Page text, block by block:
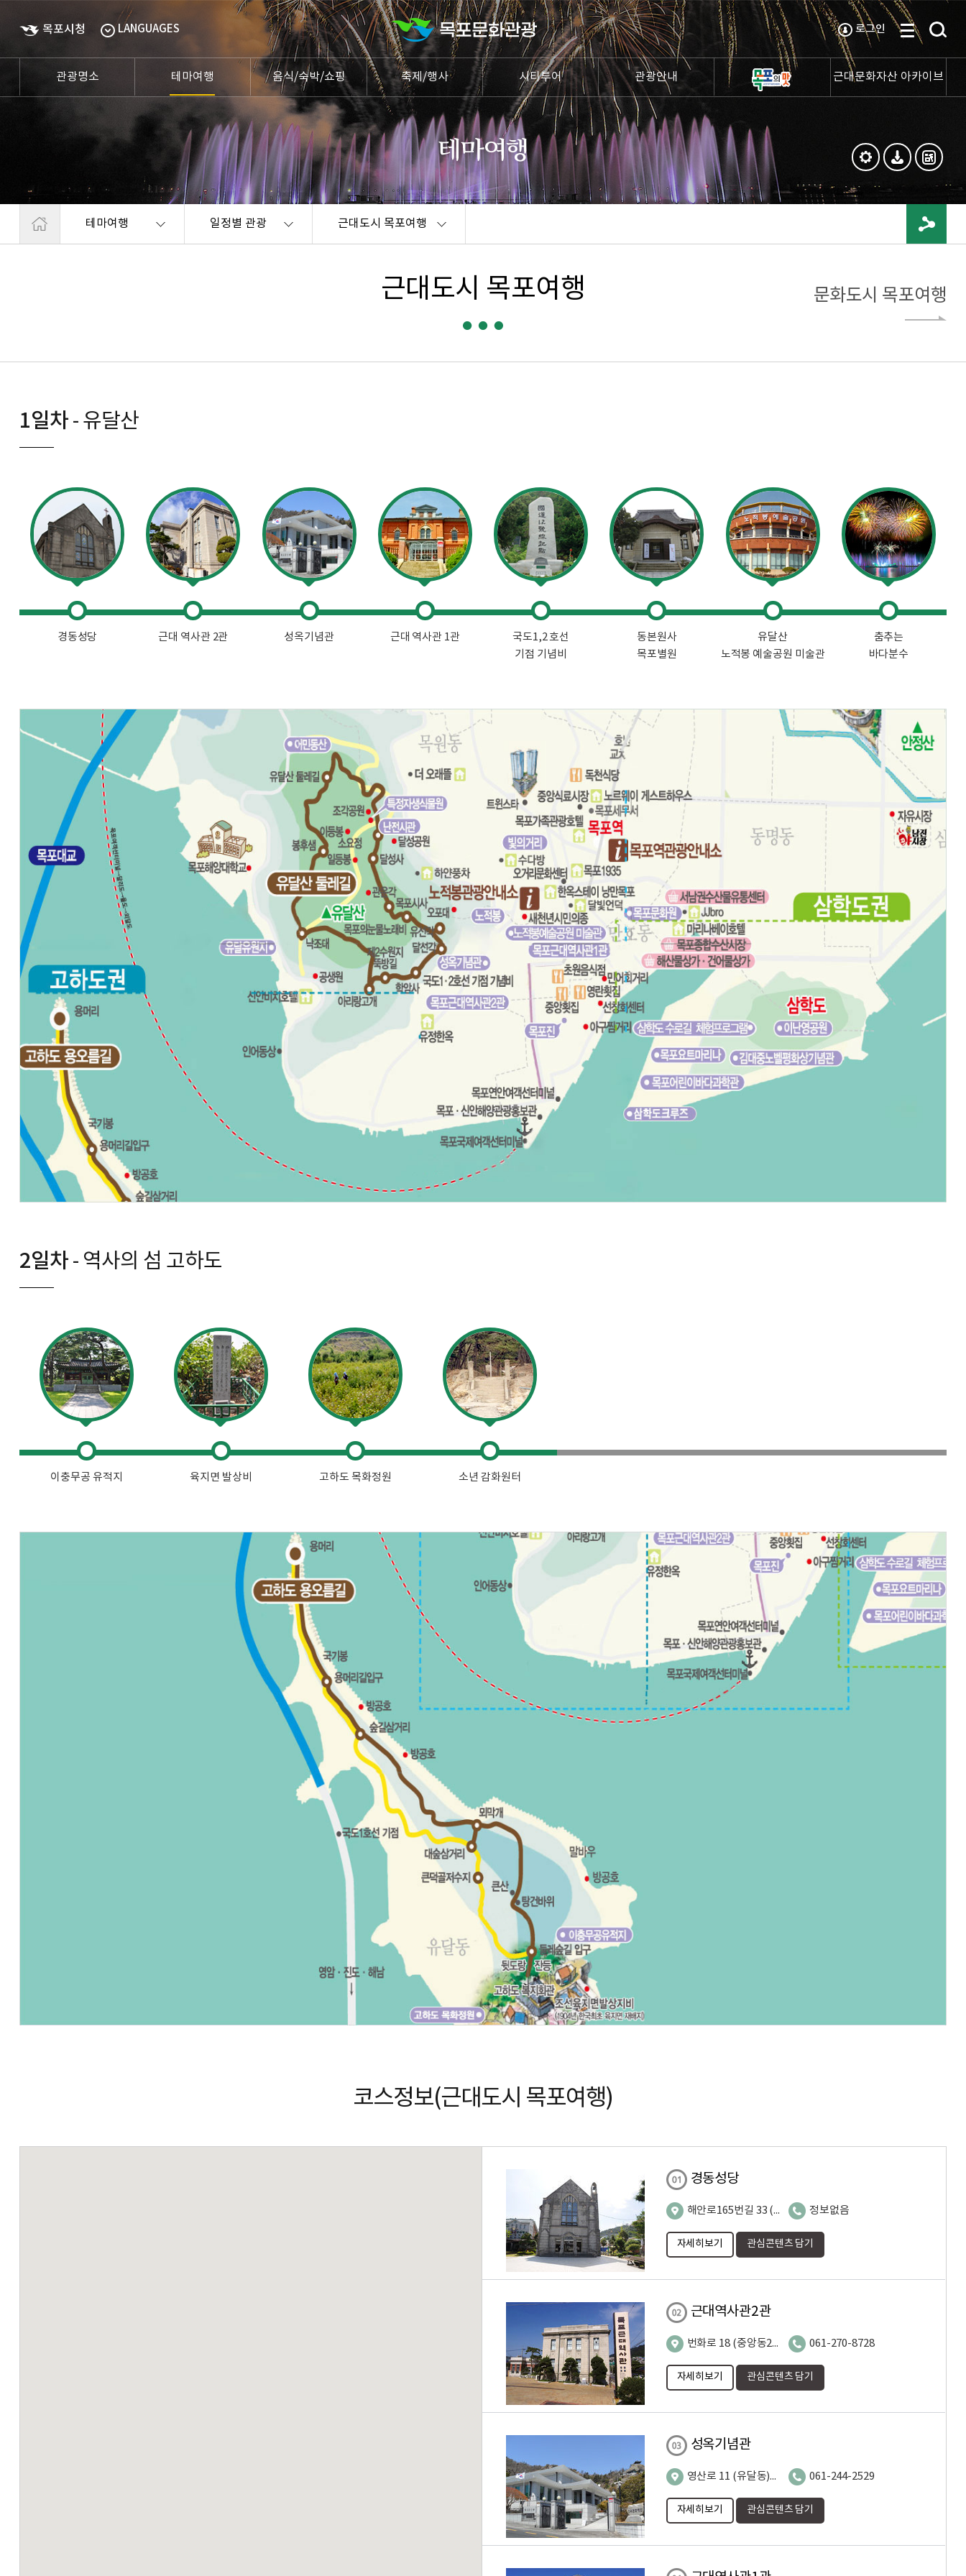
목포시청 LANGUAGES 로그인
관광명소 테마여행 음식/숙박/쇼핑 축제/행사 시티투어 관광안내 근대문화자산 아카이브
테마여행 일정별 관광 근대도시 목포여행
근대도시 목포여행 문화도시 목포여행
1일차- 유달산
경동성당 근대 역사관 2관 성옥기념관 근대 역사관 1관
국도1,2 호선
기점 기념비
동본원사
목포별원
유달산
노적봉 예술공원 미술관
춤추는
바다분수
2일차- 역사의 섬 고하도
이충무공 유적지 육지면 발상비 고하도 목화정원 소년 감화원터
코스정보(근대도시 목포여행)
경동성당
해안로165번길 33 (경동2가) 정보없음
자세히보기 관심콘텐츠 담기
근대역사관2관
번화로 18 (중앙동2가) 061-270-8728
자세히보기 관심콘텐츠 담기
성옥기념관
영산로 11 (유달동)성옥기념관 061-244-2529
자세히보기 관심콘텐츠 담기